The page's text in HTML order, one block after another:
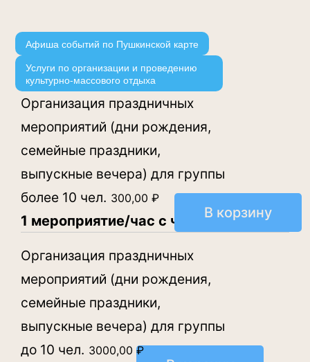
Афиша событий по Пушкинской карте
Услуги по организации и проведению
культурно-массового отдыха
Организация праздничных
мероприятий (дни рождения,
семейные праздники,
выпускные вечера) для группы
более 10 чел. 300,00₽
1 мероприятие/час с чел. В корзину
Организация праздничных
мероприятий (дни рождения,
семейные праздники,
выпускные вечера) для группы
до 10 чел. 3000,00₽